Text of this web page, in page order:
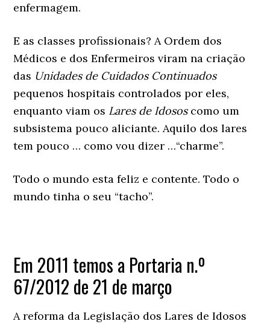
enfermagem.
E as classes profissionais? A Ordem dos
Médicos e dos Enfermeiros viram na criação
das Unidades de Cuidados Continuados
pequenos hospitais controlados por eles,
enquanto viam os Lares de Idososcomo um
subsistema pouco aliciante. Aquilo dos lares
tem pouco … como vou dizer …“charme”.
Todo o mundo esta feliz e contente. Todo o
mundo tinha o seu “tacho”.
Em 2011 temos a Portaria n.º
67/2012 de 21 de março
A reforma da Legislação dos Lares de Idosos